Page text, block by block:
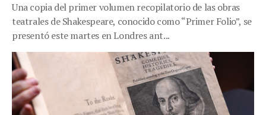
Una copia del primer volumen recopilatorio de las obras
teatrales de Shakespeare, conocido como “Primer Folio”, se
presentó este martes en Londres ant...